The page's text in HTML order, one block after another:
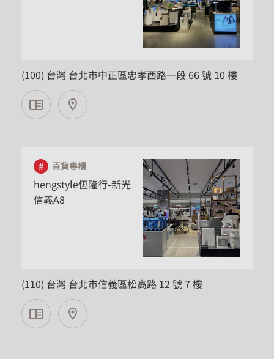
(100) 台灣 台北市中正區忠孝西路一段 66 號 10 樓
百貨專櫃
hengstyle恆隆行-新光
信義A8
(110) 台灣 台北市信義區松高路 12 號 7 樓